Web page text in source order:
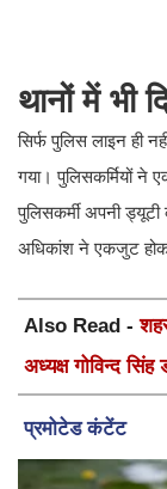
थानों में भी
​सिर्फ पुलिस लाइन ही
गया। पुलिसकर्मियों ने
पुलिसकर्मी अपनी
अधिकांश ने एकजुट
Also Read -
अध्यक्ष गोविन्द